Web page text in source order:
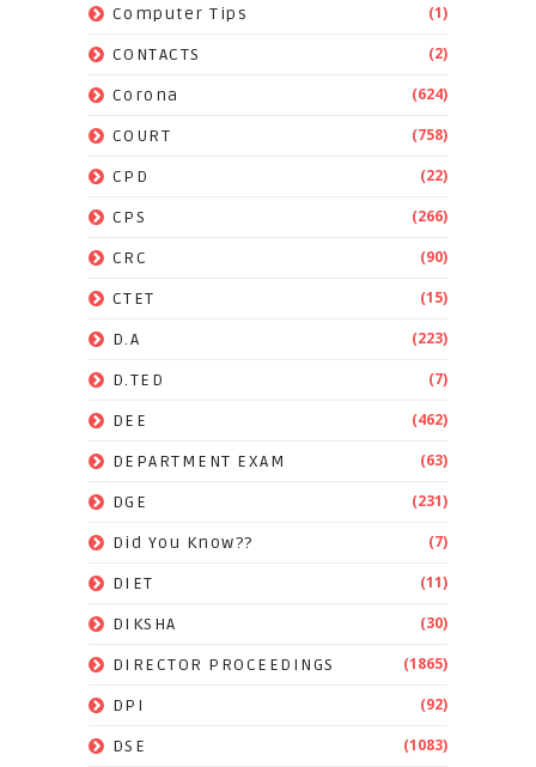
Computer Tips (1)
CONTACTS (2)
Corona (624)
COURT (758)
CPD (22)
CPS (266)
CRC (90)
CTET (15)
D.A (223)
D.TED (7)
DEE (462)
DEPARTMENT EXAM (63)
DGE (231)
Did You Know?? (7)
DIET (11)
DIKSHA (30)
DIRECTOR PROCEEDINGS (1865)
DPI (92)
DSE (1083)